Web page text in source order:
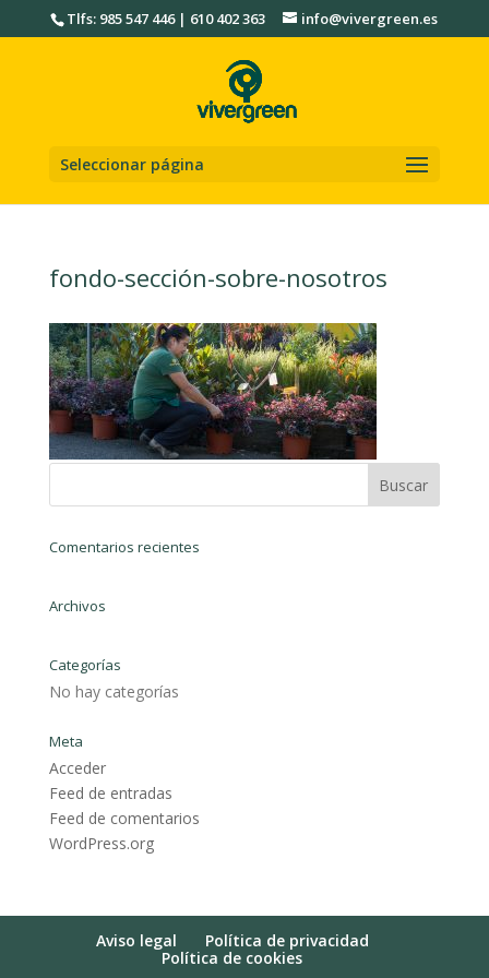
Tlfs: 985 547 446 | 610 402 363 info@vivergreen.es
Seleccionar página
fondo-sección-sobre-nosotros
Comentarios recientes
Archivos
Categorías
No hay categorías
Meta
Acceder
Feed de entradas
Feed de comentarios
WordPress.org
Aviso legal
Política de privacidad
Política de cookies